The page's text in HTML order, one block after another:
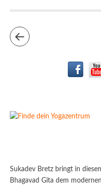
Sukadev Bretz bringt in
Bhagavad Gita dem